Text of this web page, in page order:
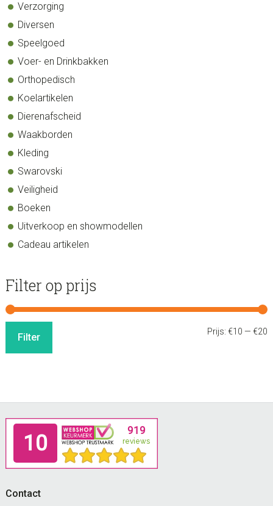
Verzorging
Diversen
Speelgoed
Voer- en Drinkbakken
Orthopedisch
Koelartikelen
Dierenafscheid
Waakborden
Kleding
Swarovski
Veiligheid
Boeken
Uitverkoop en showmodellen
Cadeau artikelen
Filter op prijs
Filter Prijs:€10 —€20
Footer
Contact